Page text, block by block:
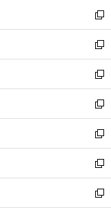
く
で
開
く
ド
ウ
で
開
く
ィ
ン
ド
ウ
で
開
く
新
し
い
ウ
ィ
ン
ド
ウ
で
開
く
新
し
い
ウ
ィ
ン
ド
ウ
で
開
く
新
し
い
ウ
ィ
ン
ド
ウ
で
新
し
い
ウ
ィ
ン
ド
新
し
い
ウ
ィ
新
し
い
新